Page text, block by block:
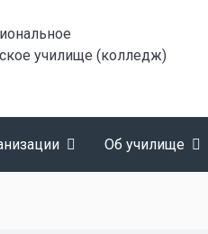
училище (колледж)
Об училище